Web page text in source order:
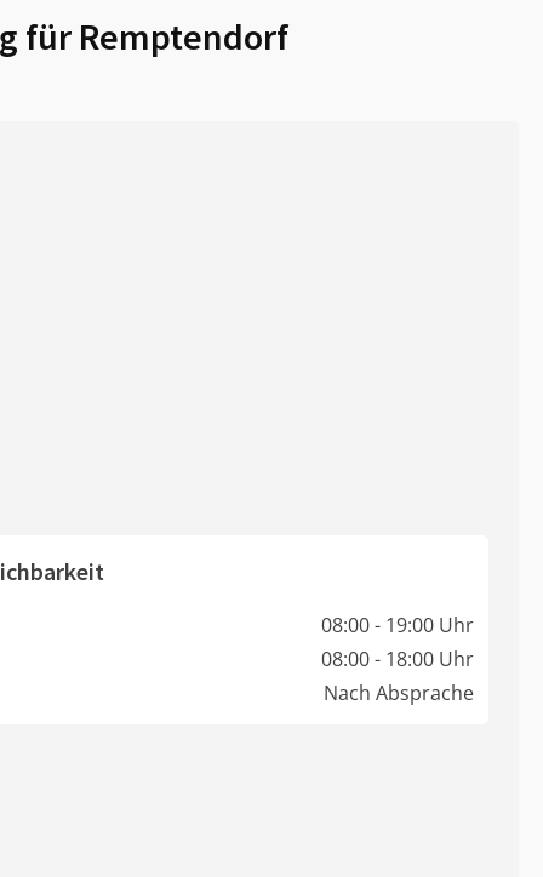
für Remptendorf
08:00 - 19:00 Uhr
08:00 - 18:00 Uhr
Nach Absprache